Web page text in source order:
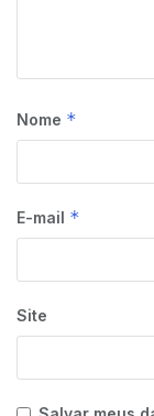
Nome *
E-mail *
Site